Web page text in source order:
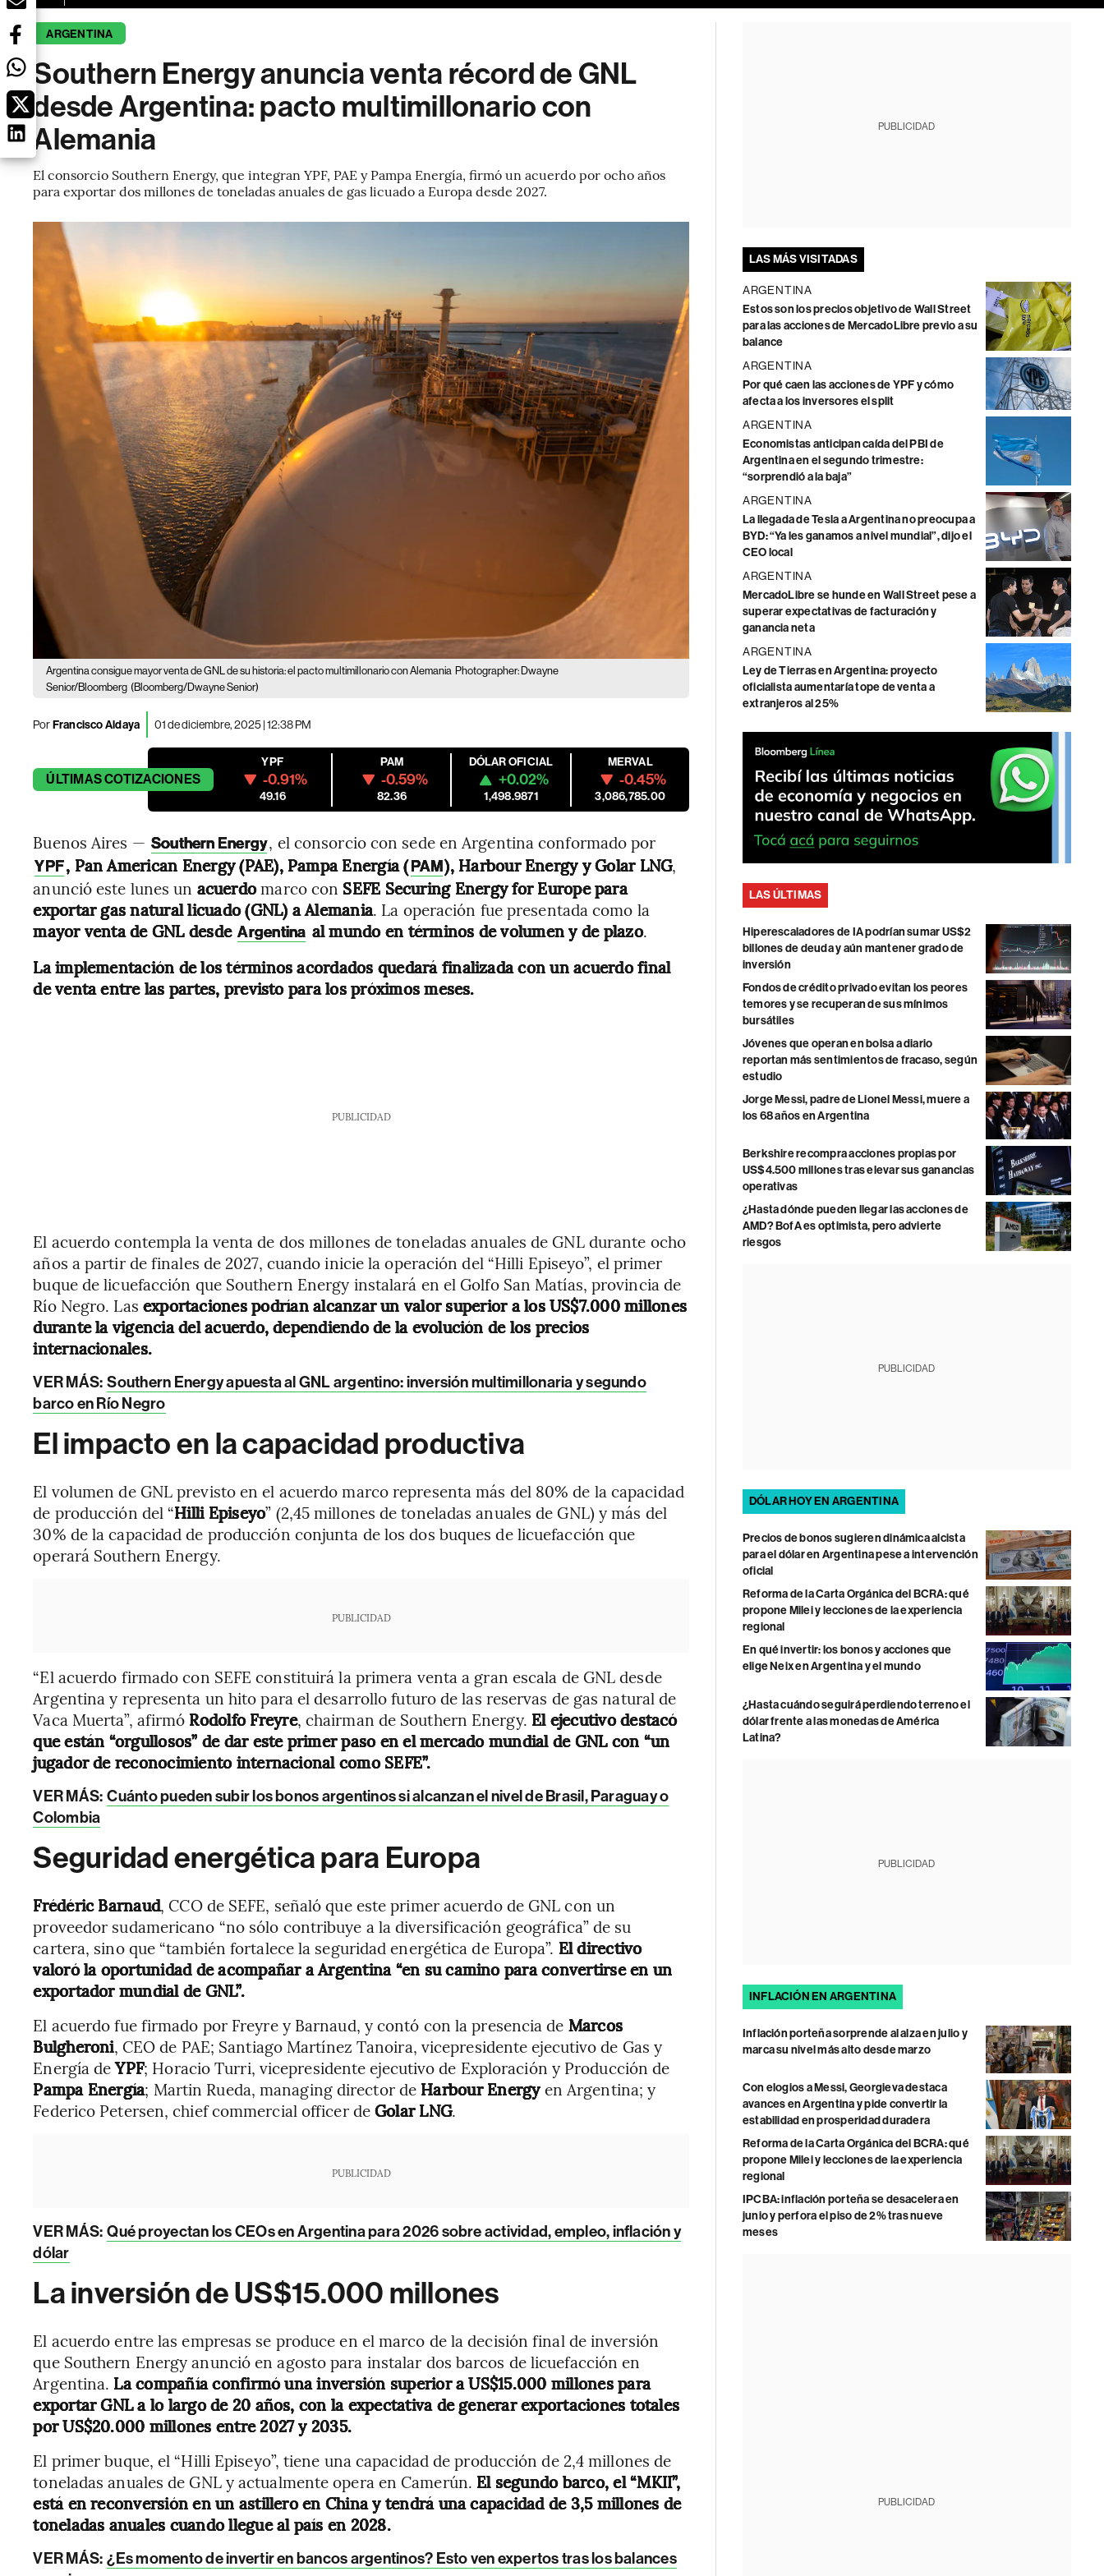
ARGENTINA
Southern Energy anuncia venta récord de GNL
desde Argentina: pacto multimillonario con
Alemania
El consorcio Southern Energy, que integran YPF, PAE y Pampa Energía, firmó un acuerdo por ocho años
para exportar dos millones de toneladas anuales de gas licuado a Europa desde 2027.
Argentina consigue mayor venta de GNL de su historia: el pacto multimillonario con Alemania Photographer: Dwayne
Senior/Bloomberg (Bloomberg/Dwayne Senior)
PorFrancisco Aldaya 01 de diciembre, 2025 | 12:38 PM
ÚLTIMASCOTIZACIONES
YPF
-0.91%
49.16
PAM
-0.59%
82.36
DÓLAR OFICIAL
+0.02%
1,498.9871
MERVAL
-0.45%
3,086,785.00
Buenos Aires — Southern Energy, el consorcio con sede en Argentina conformado por
YPF, Pan American Energy (PAE), Pampa Energía (PAM), Harbour Energy y Golar LNG,
anunció este lunes un acuerdomarco con SEFE Securing Energy for Europe para
exportar gas natural licuado (GNL) a Alemania. La operación fue presentada como la
mayor venta de GNL desde Argentina al mundo en términos de volumen y de plazo.
La implementación de los términos acordados quedará finalizada con un acuerdo final
de venta entre las partes, previsto para los próximos meses.
PUBLICIDAD
El acuerdo contempla la venta de dos millones de toneladas anuales de GNL durante ocho
años a partir de finales de 2027, cuando inicie la operación del “Hilli Episeyo”, el primer
buque de licuefacción que Southern Energy instalará en el Golfo San Matías, provincia de
Río Negro. Las exportaciones podrían alcanzar un valor superior a los US$7.000 millones
durante la vigencia del acuerdo, dependiendo de la evolución de los precios
internacionales.
VER MÁS: Southern Energy apuesta al GNL argentino: inversión multimillonaria y segundo
barco en Río Negro
El impacto en la capacidad productiva
El volumen de GNL previsto en el acuerdo marco representa más del 80% de la capacidad
de producción del “Hilli Episeyo” (2,45 millones de toneladas anuales de GNL) y más del
30% de la capacidad de producción conjunta de los dos buques de licuefacción que
operará Southern Energy.
PUBLICIDAD
“El acuerdo firmado con SEFE constituirá la primera venta a gran escala de GNL desde
Argentina y representa un hito para el desarrollo futuro de las reservas de gas natural de
Vaca Muerta”, afirmó Rodolfo Freyre, chairman de Southern Energy. El ejecutivo destacó
que están “orgullosos” de dar este primer paso en el mercado mundial de GNL con “un
jugador de reconocimiento internacional como SEFE”.
VER MÁS: Cuánto pueden subir los bonos argentinos si alcanzan el nivel de Brasil, Paraguay o
Colombia
Seguridad energética para Europa
Frédéric Barnaud, CCO de SEFE, señaló que este primer acuerdo de GNL con un
proveedor sudamericano “no sólo contribuye a la diversificación geográfica” de su
cartera, sino que “también fortalece la seguridad energética de Europa”. El directivo
valoró la oportunidad de acompañar a Argentina “en su camino para convertirse en un
exportador mundial de GNL”.
El acuerdo fue firmado por Freyre y Barnaud, y contó con la presencia de Marcos
Bulgheroni, CEO de PAE; Santiago Martínez Tanoira, vicepresidente ejecutivo de Gas y
Energía deYPF; Horacio Turri, vicepresidente ejecutivo de Exploración y Producción de
Pampa Energía; Martin Rueda, managing director de Harbour Energyen Argentina; y
Federico Petersen, chief commercial officer deGolar LNG.
PUBLICIDAD
VER MÁS: Qué proyectan los CEOs en Argentina para 2026 sobre actividad, empleo, inflación y
dólar
La inversión de US$15.000 millones
El acuerdo entre las empresas se produce en el marco de la decisión final de inversión
que Southern Energy anunció en agosto para instalar dos barcos de licuefacción en
Argentina. La compañía confirmó una inversión superior a US$15.000 millones para
exportar GNL a lo largo de 20 años, con la expectativa de generar exportaciones totales
por US$20.000 millones entre 2027 y 2035.
El primer buque, el “Hilli Episeyo”, tiene una capacidad de producción de 2,4 millones de
toneladas anuales de GNL y actualmente opera en Camerún. El segundo barco, el “MKII”,
está en reconversión en un astillero en China y tendrá una capacidad de 3,5 millones de
toneladas anuales cuando llegue al país en 2028.
VER MÁS: ¿Es momento de invertir en bancos argentinos? Esto ven expertos tras los balances
PUBLICIDAD
LAS MÁS VISITADAS
ARGENTINA
Estos son los precios objetivo de Wall Street
para las acciones de MercadoLibre previo a su
balance
ARGENTINA
Por qué caen las acciones de YPF y cómo
afecta a los inversores el split
ARGENTINA
Economistas anticipan caída del PBI de
Argentina en el segundo trimestre:
“sorprendió a la baja”
ARGENTINA
La llegada de Tesla a Argentina no preocupa a
BYD: “Ya les ganamos a nivel mundial”, dijo el
CEO local
ARGENTINA
MercadoLibre se hunde en Wall Street pese a
superar expectativas de facturación y
ganancia neta
ARGENTINA
Ley de Tierras en Argentina: proyecto
oficialista aumentaría tope de venta a
extranjeros al 25%
LAS ÚLTIMAS
Hiperescaladores de IA podrían sumar US$2
billones de deuda y aún mantener grado de
inversión
Fondos de crédito privado evitan los peores
temores y se recuperan de sus mínimos
bursátiles
Jóvenes que operan en bolsa a diario
reportan más sentimientos de fracaso, según
estudio
Jorge Messi, padre de Lionel Messi, muere a
los 68 años en Argentina
Berkshire recompra acciones propias por
US$4.500 millones tras elevar sus ganancias
operativas
¿Hasta dónde pueden llegar las acciones de
AMD? BofA es optimista, pero advierte
riesgos
PUBLICIDAD
DÓLAR HOY EN ARGENTINA
Precios de bonos sugieren dinámica alcista
para el dólar en Argentina pese a intervención
oficial
Reforma de la Carta Orgánica del BCRA: qué
propone Milei y lecciones de la experiencia
regional
En qué invertir: los bonos y acciones que
elige Neix en Argentina y el mundo
¿Hasta cuándo seguirá perdiendo terreno el
dólar frente a las monedas de América
Latina?
PUBLICIDAD
INFLACIÓN EN ARGENTINA
Inflación porteña sorprende al alza en julio y
marca su nivel más alto desde marzo
Con elogios a Messi, Georgieva destaca
avances en Argentina y pide convertir la
estabilidad en prosperidad duradera
Reforma de la Carta Orgánica del BCRA: qué
propone Milei y lecciones de la experiencia
regional
IPCBA: inflación porteña se desacelera en
junio y perfora el piso de 2% tras nueve
meses
PUBLICIDAD